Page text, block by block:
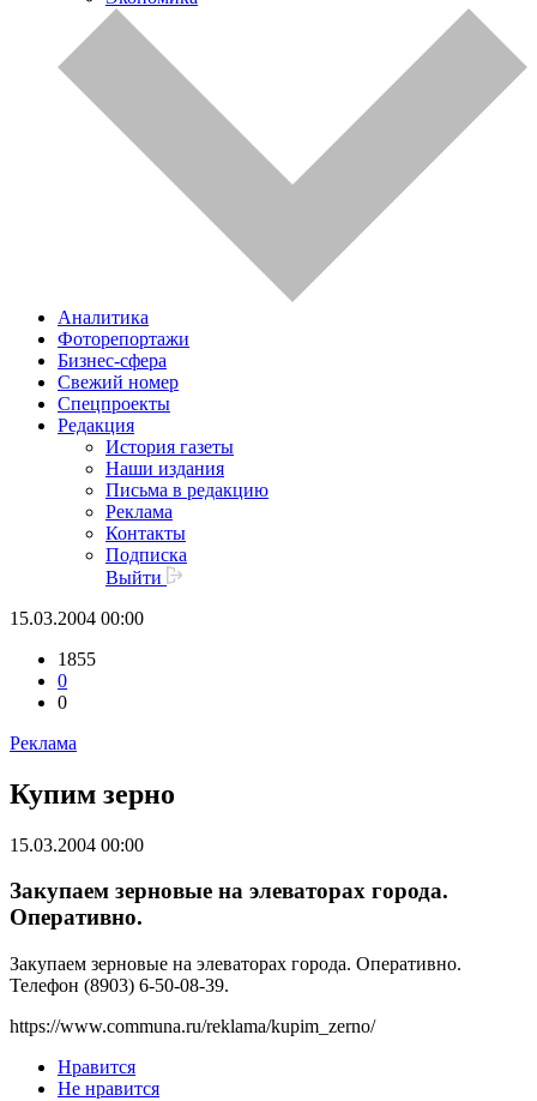
Аналитика
Фоторепортажи
Бизнес-сфера
Свежий номер
Спецпроекты
Редакция
История газеты
Наши издания
Письма в редакцию
Реклама
Контакты
Подписка
Выйти
15.03.2004 00:00
1855
0
0
Реклама
Купим зерно
15.03.2004 00:00
Закупаем зерновые на элеваторах города.
Оперативно.
Закупаем зерновые на элеваторах города. Оперативно.
Телефон (8903) 6-50-08-39.
https://www.communa.ru/reklama/kupim_zerno/
Нравится
Не нравится